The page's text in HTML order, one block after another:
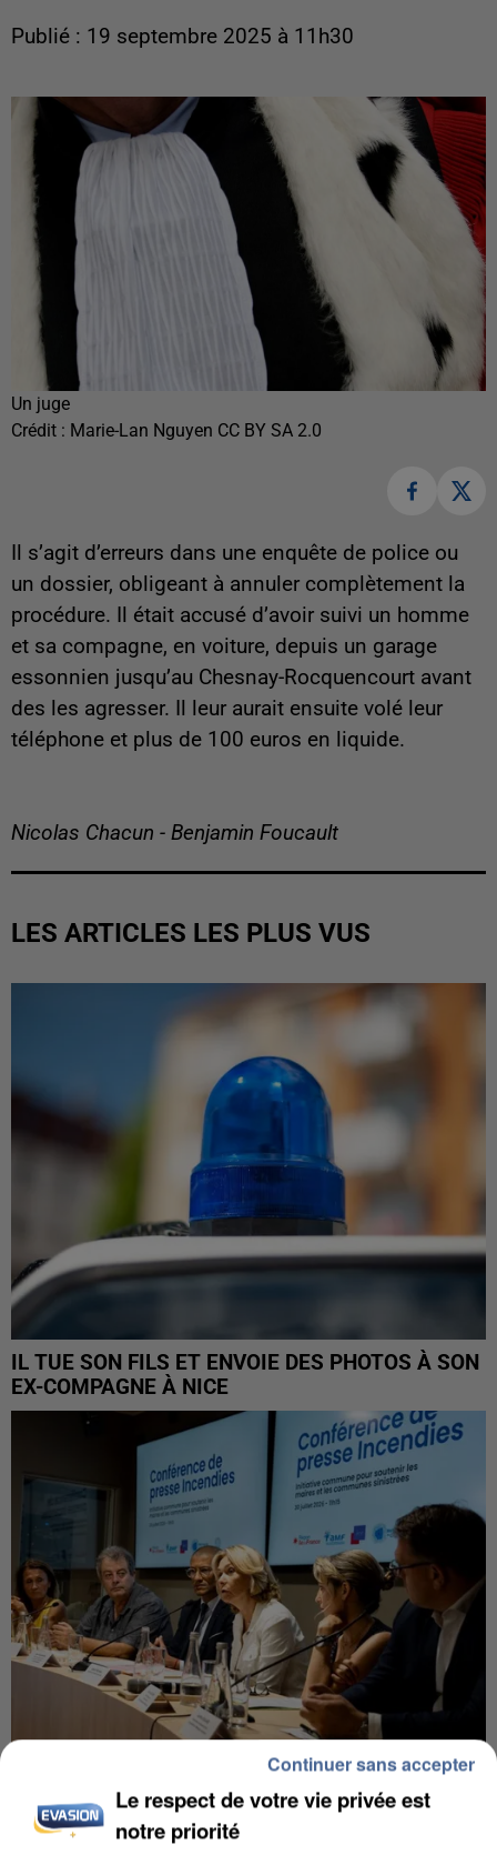
Publié : 19 septembre 2025 à 11h30
Un juge
Crédit : Marie-Lan Nguyen CC BY SA 2.0
Il s’agit d’erreurs dans une enquête de police ou
un dossier, obligeant à annuler complètement la
procédure. Il était accusé d’avoir suivi un homme
et sa compagne, en voiture, depuis un garage
essonnien jusqu’au Chesnay-Rocquencourt avant
des les agresser. Il leur aurait ensuite volé leur
téléphone et plus de 100 euros en liquide.
Nicolas Chacun - Benjamin Foucault
LES ARTICLES LES PLUS VUS
IL TUE SON FILS ET ENVOIE DES PHOTOS À SON
EX-COMPAGNE À NICE
INCENDIES : L’ÎLE-DE-FRANCE LANCE UN ÉLAN
DE SOLIDARITÉ AVEC LES...
Le respect de votre vie privée est
notre priorité
Continuer sans accepter